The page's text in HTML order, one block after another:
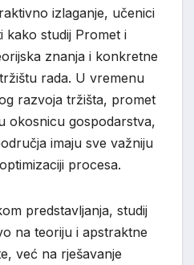
izlaganje, učenici
kako studij Promet i
znanja i konkretne
rada. U vremenu
razvoja tržišta, promet
okosnicu gospodarstva,
imaju sve važniju
procesa.
predstavljanja, studij
na teoriju i apstraktne
već na rješavanje